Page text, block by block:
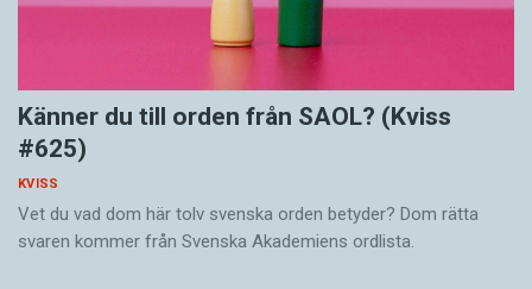
Känner du till orden från SAOL? (Kviss
#625)
KVISS
Vet du vad dom här tolv svenska orden betyder? Dom rätta
svaren kommer från Svenska Akademiens ordlista.